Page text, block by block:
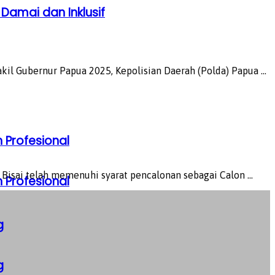
Profesional
Profesional
dan Inklusif
Gubernur Papua 2025, Kepolisian Daerah (Polda) Papua ...
telah memenuhi syarat pencalonan sebagai Calon ...